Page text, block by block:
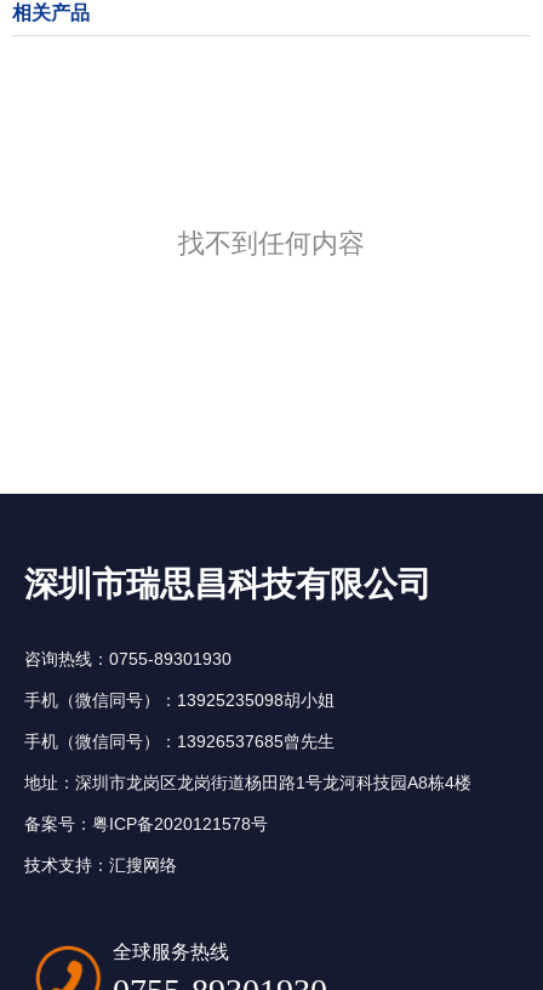
相关产品
找不到任何内容
深圳市瑞思昌科技有限公司
咨询热线：0755-89301930
手机（微信同号）：13925235098胡小姐
手机（微信同号）：13926537685曾先生
地址：深圳市龙岗区龙岗街道杨田路1号龙河科技园A8栋4楼
备案号： 粤ICP备2020121578号
技术支持： 汇搜网络
全球服务热线